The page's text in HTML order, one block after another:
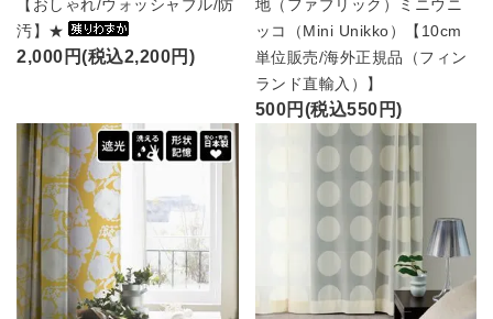
【おしゃれ/ウォッシャブル/防
汚】★
2,000円(税込2,200円)
地（ファブリック）ミニウニ
ッコ（Mini Unikko）【10cm
単位販売/海外正規品（フィン
ランド直輸入）】
500円(税込550円)